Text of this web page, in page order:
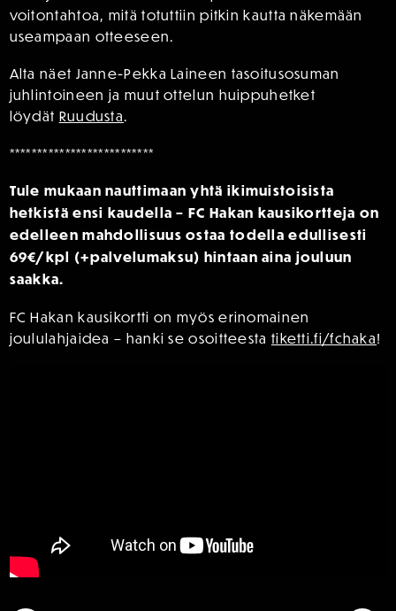
voitontahtoa, mitä totuttiin pitkin kautta näkemään
useampaan otteeseen.
Alta näet Janne-Pekka Laineen tasoitusosuman
juhlintoineen ja muut ottelun huippuhetket
löydät Ruudusta.
**************************
Tule mukaan nauttimaan yhtä ikimuistoisista
hetkistä ensi kaudella – FC Hakan kausikortteja on
edelleen mahdollisuus ostaa todella edullisesti
69€/kpl (+palvelumaksu) hintaan aina jouluun
saakka.
FC Hakan kausikortti on myös erinomainen
joululahjaidea – hanki se osoitteesta tiketti.fi/fchaka!